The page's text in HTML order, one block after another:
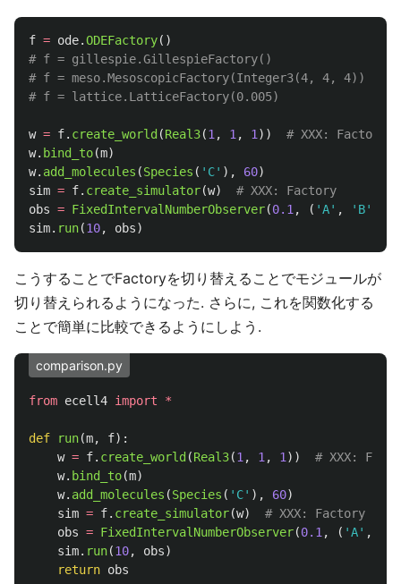
f = ode.ODEFactory()
# f = gillespie.GillespieFactory()
# f = meso.MesoscopicFactory(Integer3(4, 4, 4))
w = f. create_world (Real3(1 , 1 , 1 ))
w. bind_to(m)
w. add_molecules (Species ( ' C' ), 60)
sim = f. create_simulator(w)
obs = FixedIntervalNumberObserver(0.1 , ( 'A' , ' B'
sim. run(10, obs)
こうすることでFactoryを切り替えることでモジュールが
切り替えられるようになった. さらに, これを関数化する
ことで簡単に比較できるようにしよう.
comparison.py
from ecell4 import *
def run(m, f):
w = f. create_world (Real3(1 , 1 , 1 ))
w. bind_to(m)
w. add_molecules (Species ( ' C' ), 60)
sim = f. create_simulator(w)
obs = FixedIntervalNumberObserver(0.1 , ( 'A' ,
sim. run(10, obs)
return obs